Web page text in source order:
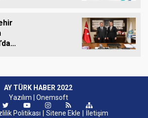
AY TÜRK HABER 2022
Yazılım | Onemsoft
Politikası Sitene Ekle İletişim